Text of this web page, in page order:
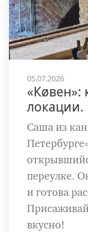
05.07.2026
«Кøвен»:
локации.
Саша из
переулке.
и готова
вкусно!